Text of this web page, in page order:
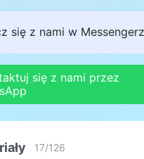
się z nami w
się z nami przez
17/126